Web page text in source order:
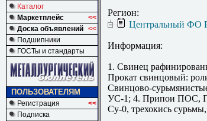
Каталог
Маркетплейс
<<
Доска объявлений <<
Подшипники
ГОСТы и стандарты
ПОЛЬЗОВАТЕЛЯМ
Регистрация
<<
Подписка
Регион:
Центральный ФО
Информация:
1. Свинец
Прокат свинцовый:
Cвинцово-
УС-1; 4. Припои ПОС,
Су-0, трехокись